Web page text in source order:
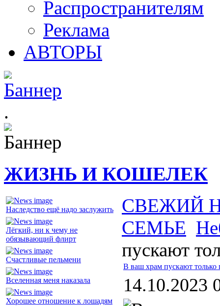
Распространителям
Реклама
АВТОРЫ
.
ЖИЗНЬ И КОШЕЛЕК
Наследство ещё надо заслужить
Лёгкий, ни к чему не
обязывающий флирт
Счастливые пельмени
Вселенная меня наказала
Хорошее отношение к лошадям
СВЕЖИЙ
СЕМЬЕ
пускают
В ваш храм пускают только
14.10.2023